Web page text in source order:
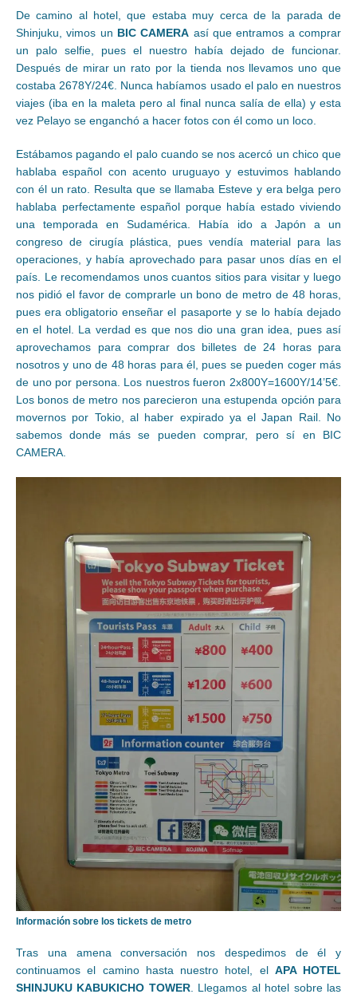
De camino al hotel, que estaba muy cerca de la parada de
Shinjuku, vimos un BIC CAMERA así que entramos a comprar
un palo selfie, pues el nuestro había dejado de funcionar.
Después de mirar un rato por la tienda nos llevamos uno que
costaba 2678Y/24€. Nunca habíamos usado el palo en nuestros
viajes (iba en la maleta pero al final nunca salía de ella) y esta
vez Pelayo se enganchó a hacer fotos con él como un loco.
Estábamos pagando el palo cuando se nos acercó un chico que
hablaba español con acento uruguayo y estuvimos hablando
con él un rato. Resulta que se llamaba Esteve y era belga pero
hablaba perfectamente español porque había estado viviendo
una temporada en Sudamérica. Había ido a Japón a un
congreso de cirugía plástica, pues vendía material para las
operaciones, y había aprovechado para pasar unos días en el
país. Le recomendamos unos cuantos sitios para visitar y luego
nos pidió el favor de comprarle un bono de metro de 48 horas,
pues era obligatorio enseñar el pasaporte y se lo había dejado
en el hotel. La verdad es que nos dio una gran idea, pues así
aprovechamos para comprar dos billetes de 24 horas para
nosotros y uno de 48 horas para él, pues se pueden coger más
de uno por persona. Los nuestros fueron 2x800Y=1600Y/14’5€.
Los bonos de metro nos parecieron una estupenda opción para
movernos por Tokio, al haber expirado ya el Japan Rail. No
sabemos donde más se pueden comprar, pero sí en BIC
CAMERA.
Información sobre los tickets de metro
Tras una amena conversación nos despedimos de él y
continuamos el camino hasta nuestro hotel, el APA HOTEL
SHINJUKU KABUKICHO TOWER. Llegamos al hotel sobre las